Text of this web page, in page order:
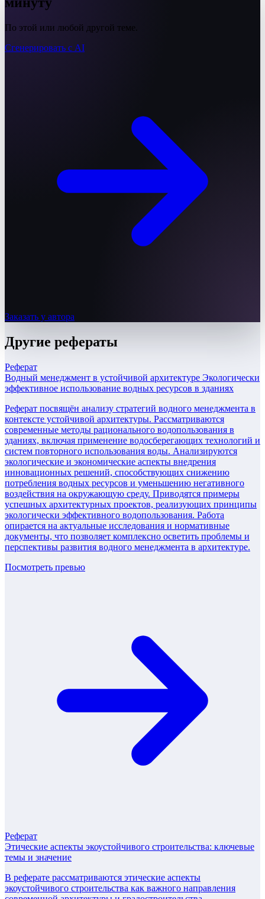
По этой или любой другой теме.
Сгенерировать с AI
Заказать у автора
Другие рефераты
Реферат
Водный менеджмент в устойчивой архитектуре Экологически
эффективное использование водных ресурсов в зданиях
Реферат посвящён анализу стратегий водного менеджмента в
контексте устойчивой архитектуры. Рассматриваются
современные методы рационального водопользования в
зданиях, включая применение водосберегающих технологий и
систем повторного использования воды. Анализируются
экологические и экономические аспекты внедрения
инновационных решений, способствующих снижению
потребления водных ресурсов и уменьшению негативного
воздействия на окружающую среду. Приводятся примеры
успешных архитектурных проектов, реализующих принципы
экологически эффективного водопользования. Работа
опирается на актуальные исследования и нормативные
документы, что позволяет комплексно осветить проблемы и
перспективы развития водного менеджмента в архитектуре.
Посмотреть превью
Реферат
Этические аспекты экоустойчивого строительства: ключевые
темы и значение
В реферате рассматриваются этические аспекты
экоустойчивого строительства как важного направления